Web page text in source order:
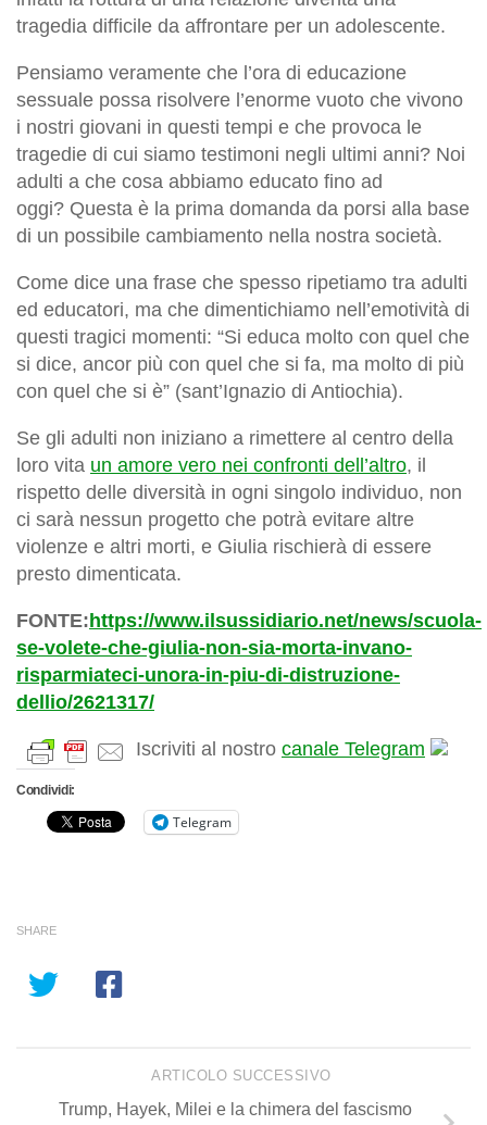
tragedia difficile da affrontare per un adolescente.
Pensiamo veramente che l’ora di educazione
sessuale possa risolvere l’enorme vuoto che vivono
i nostri giovani in questi tempi e che provoca le
tragedie di cui siamo testimoni negli ultimi anni? Noi
adulti a che cosa abbiamo educato fino ad
oggi? Questa è la prima domanda da porsi alla base
di un possibile cambiamento nella nostra società.
Come dice una frase che spesso ripetiamo tra adulti
ed educatori, ma che dimentichiamo nell’emotività di
questi tragici momenti: “Si educa molto con quel che
si dice, ancor più con quel che si fa, ma molto di più
con quel che si è” (sant’Ignazio di Antiochia).
Se gli adulti non iniziano a rimettere al centro della
loro vita un amore vero nei confronti dell’altro, il
rispetto delle diversità in ogni singolo individuo, non
ci sarà nessun progetto che potrà evitare altre
violenze e altri morti, e Giulia rischierà di essere
presto dimenticata.
FONTE:https://www.ilsussidiario.net/news/scuola-
se-volete-che-giulia-non-sia-morta-invano-
risparmiateci-unora-in-piu-di-distruzione-
dellio/2621317/
Iscriviti al nostro canale Telegram
Condividi:
Telegram
SHARE
ARTICOLO SUCCESSIVO
Trump, Hayek, Milei e la chimera del fascismo